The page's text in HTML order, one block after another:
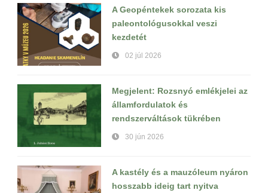
A Geopéntekek sorozata kis
paleontológusokkal veszi
kezdetét
02 júl 2026
Megjelent: Rozsnyó emlékjelei az
államfordulatok és
rendszerváltások tükrében
30 jún 2026
A kastély és a mauzóleum nyáron
hosszabb ideig tart nyitva